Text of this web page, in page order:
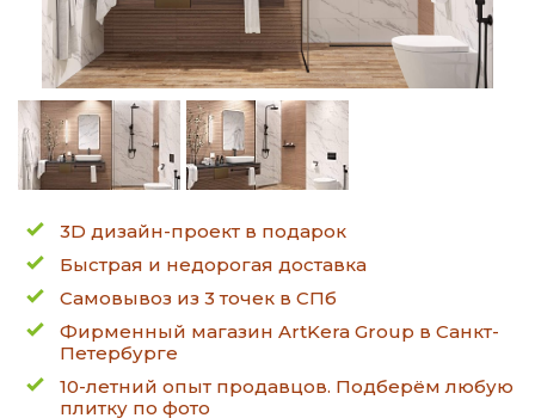
3D дизайн-проект в подарок
Быстрая и недорогая доставка
Самовывоз из 3 точек в СПб
Фирменный магазин ArtKera Group в Санкт-
Петербурге
10-летний опыт продавцов. Подберём любую
плитку по фото